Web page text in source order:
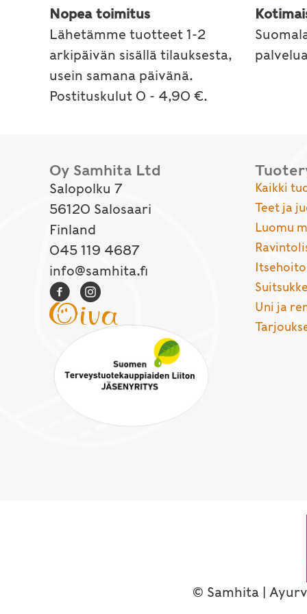
Nopea toimitus
Lähetämme tuotteet 1-2
arkipäivän sisällä tilauksesta,
usein samana päivänä.
Postituskulut 0 - 4,90 €.
Oy Samhita Ltd
Salopolku 7
56120 Salosaari
Finland
045 119 4687
info@samhita.fi
Kaikki
Teet ja
Luomu
Itsehoito
Uni ja
© Samhita |